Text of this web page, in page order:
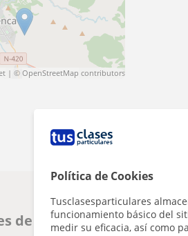
Política de Cookies
Tusclasesparticulares
funcionamiento básico del
medir su eficacia, así como
| ©OpenStreetMap contributors
de Inglés en Cuenca